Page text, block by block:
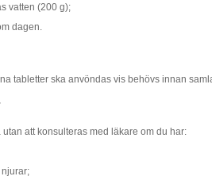
vatten (200 g);
dagen.
tabletter ska anvöndas vis behövs innan
att konsulteras med läkare om du har: